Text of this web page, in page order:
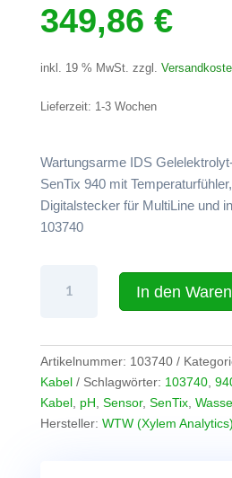
349,86 €
inkl. 19 % MwSt. zzgl.
Lieferzeit: 1-3 Wochen
Wartungsarme IDS
SenTix 940 mit
Digitalstecker für MultiLine und
103740
Sensor
pH-
Sensor
mit
1,5
In den
Artikelnummer: 103740
Kabel
Schlagwörter: 103740,
Kabel, pH, Sensor, SenTix,
Hersteller: WTW (Xylem Analytics)